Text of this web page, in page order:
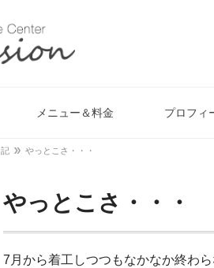
メニュー＆料金 プロフィ
やっとこさ・・・
やっとこさ・・・
7月から着工しつつもなかなか終わ